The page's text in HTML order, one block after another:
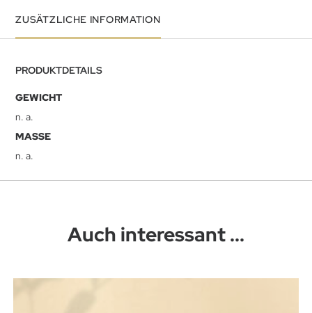
ZUSÄTZLICHE INFORMATION
PRODUKTDETAILS
GEWICHT
n. a.
MASSE
n. a.
Auch interessant ...
Dieses Produkt weist mehrere Varianten auf. Die Optionen können auf der Produktseite gewählt werden